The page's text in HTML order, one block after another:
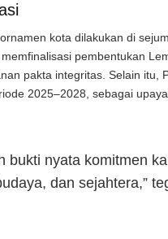
kota dilakukan di
pembentukan
pakta integritas. Selain itu,
2025–2028, sebagai
bukti nyata komitmen
dan sejahtera,”